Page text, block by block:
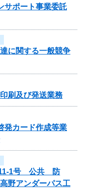
サポート事業委託
に関する一般競争
刷及び発送業務
発カード作成等業
11-1号 公共 防
野アンダーパス工